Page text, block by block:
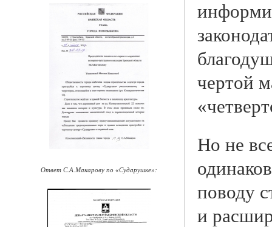
Ответ С.А.Макарову по «Сударушке»:
чертой
Но не
поводу
и